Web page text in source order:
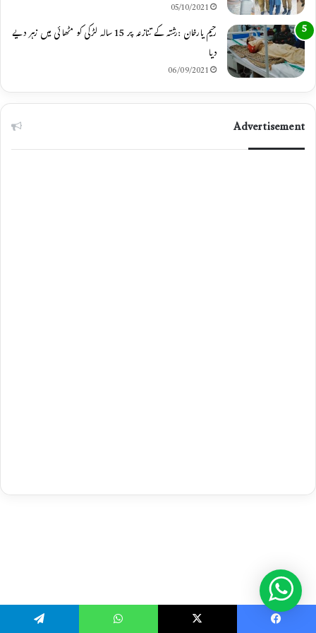
05/10/2021
رحیم یارخان :رشتہ کے تنازعہ پر 15 سالہ لڑکی کو مٹھائی میں زہر دیے
دیا
06/09/2021
Advertisement